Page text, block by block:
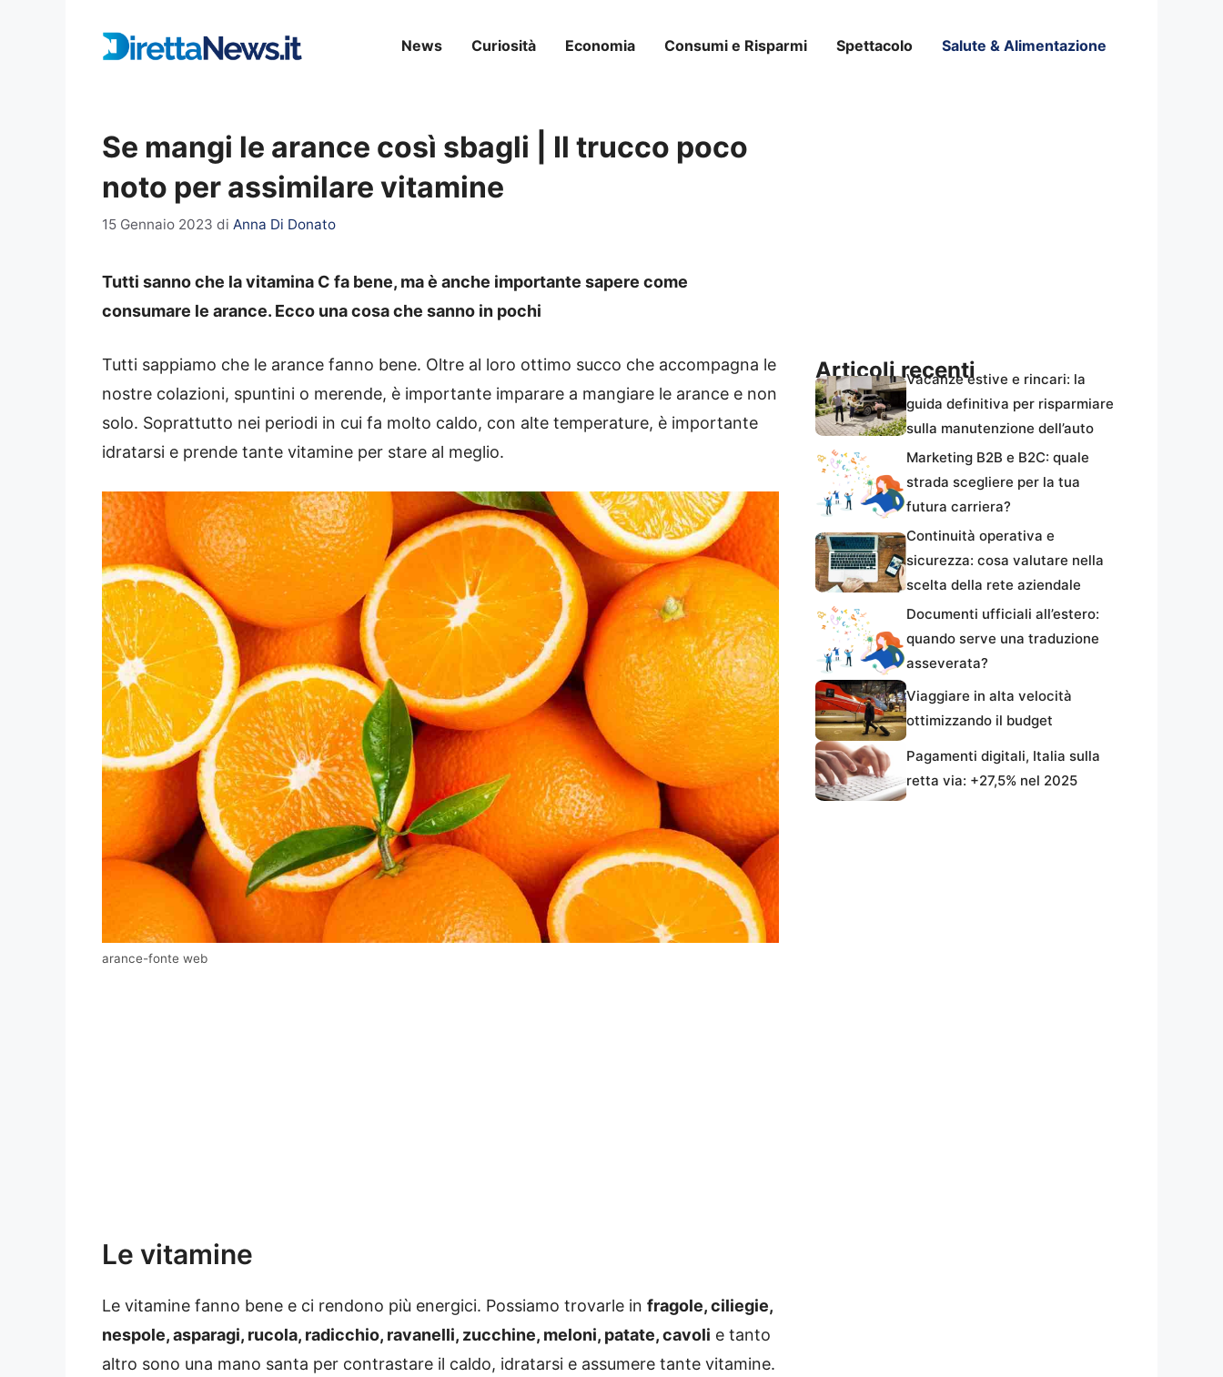
News Curiosità Economia Consumi e Risparmi Spettacolo Salute & Alimentazione
Se mangi le arance così sbagli | Il trucco poco
noto per assimilare vitamine
15 Gennaio 2023 di Anna Di Donato
Tutti sanno che la vitamina C fa bene, ma è anche importante sapere come
consumare le arance. Ecco una cosa che sanno in pochi
Tutti sappiamo che le arance fanno bene. Oltre al loro ottimo succo che accompagna le
nostre colazioni, spuntini o merende, è importante imparare a mangiare le arance e non
solo. Soprattutto nei periodi in cui fa molto caldo, con alte temperature, è importante
idratarsi e prende tante vitamine per stare al meglio.
arance-fonte web
Le vitamine
Le vitamine fanno bene e ci rendono più energici. Possiamo trovarle in fragole, ciliegie,
nespole, asparagi, rucola, radicchio, ravanelli, zucchine, meloni, patate, cavoli e tanto
altro sono una mano santa per contrastare il caldo, idratarsi e assumere tante vitamine.
Articoli recentiVacanze estive e rincari: la
guida definitiva per risparmiare
sulla manutenzione dell’auto
Marketing B2B e B2C: quale
strada scegliere per la tua
futura carriera?
Continuità operativa e
sicurezza: cosa valutare nella
scelta della rete aziendale
Documenti ufficiali all’estero:
quando serve una traduzione
asseverata?
Viaggiare in alta velocità
ottimizzando il budget
Pagamenti digitali, Italia sulla
retta via: +27,5% nel 2025